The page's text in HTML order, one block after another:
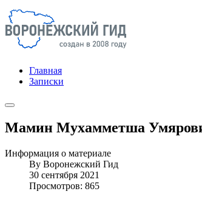
Главная
Записки
Мамин Мухамметша
Информация о материале
By Воронежский Гид
30 сентября 2021
Просмотров: 865